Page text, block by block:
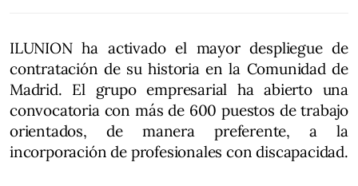
ILUNION ha activado el mayor despliegue de
contratación de su historia en la Comunidad de
Madrid. El grupo empresarial ha abierto una
convocatoria con más de 600 puestos de trabajo
orientados, de manera preferente, a la
incorporación de profesionales con discapacidad.